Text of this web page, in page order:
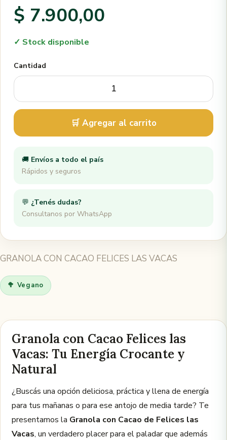
$ 7.900,00
✓ Stock disponible
Cantidad
🛒 Agregar al carrito
🚚 Envíos a todo el país
Rápidos y seguros
💬 ¿Tenés dudas?
Consultanos por WhatsApp
GRANOLA CON CACAO FELICES LAS VACAS
🥦 Vegano
Granola con Cacao Felices las
Vacas: Tu Energía Crocante y
Natural
¿Buscás una opción deliciosa, práctica y llena de energía
para tus mañanas o para ese antojo de media tarde? Te
presentamos la Granola con Cacao de Felices las
Vacas, un verdadero placer para el paladar que además